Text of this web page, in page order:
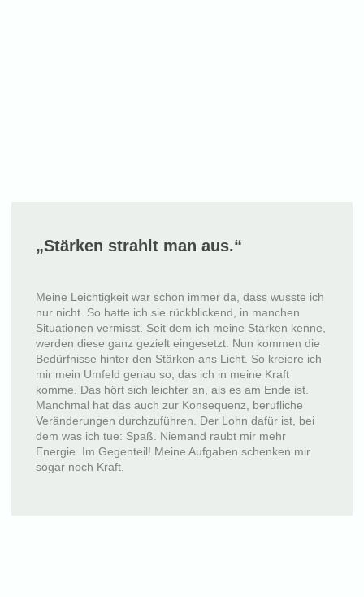
„Stärken strahlt man aus.“
Meine Leichtigkeit war schon immer da, dass wusste ich
nur nicht. So hatte ich sie rückblickend, in manchen
Situationen vermisst. Seit dem ich meine Stärken kenne,
werden diese ganz gezielt eingesetzt. Nun kommen die
Bedürfnisse hinter den Stärken ans Licht. So kreiere ich
mir mein Umfeld genau so, das ich in meine Kraft
komme. Das hört sich leichter an, als es am Ende ist.
Manchmal hat das auch zur Konsequenz, berufliche
Veränderungen durchzuführen. Der Lohn dafür ist, bei
dem was ich tue: Spaß. Niemand raubt mir mehr
Energie. Im Gegenteil! Meine Aufgaben schenken mir
sogar noch Kraft.